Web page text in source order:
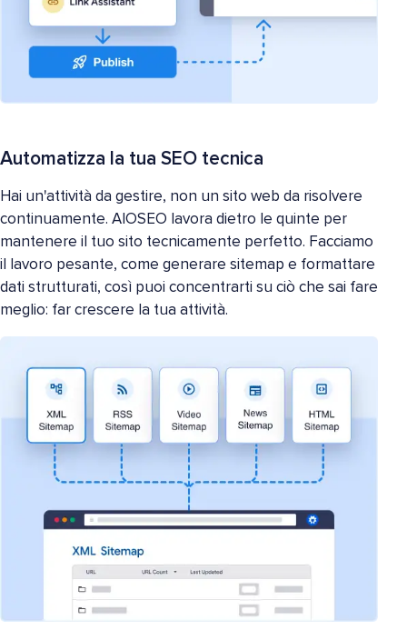
Automatizza la tua SEO tecnica
Hai un'attività da gestire, non un sito web da risolvere
continuamente. AIOSEO lavora dietro le quinte per
mantenere il tuo sito tecnicamente perfetto. Facciamo
il lavoro pesante, come generare sitemap e formattare
dati strutturati, così puoi concentrarti su ciò che sai fare
meglio: far crescere la tua attività.